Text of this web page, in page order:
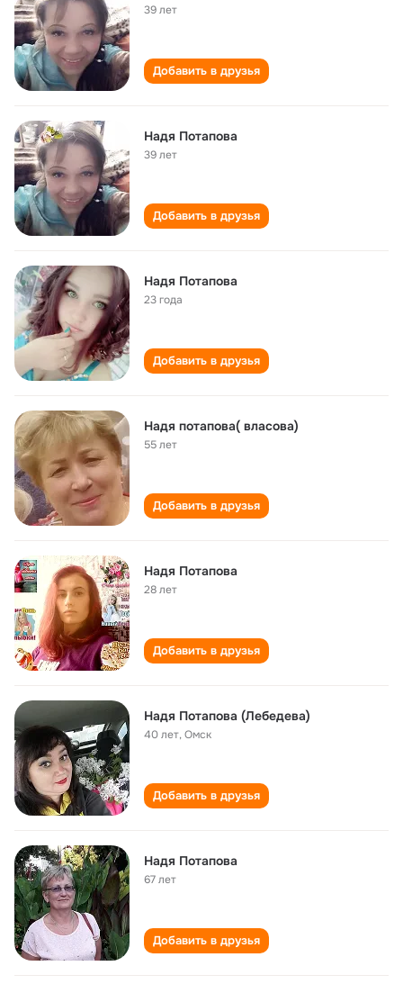
39 лет
Добавить в друзья
Надя Потапова
39 лет
Добавить в друзья
Надя Потапова
23 года
Добавить в друзья
Надя потапова( власова)
55 лет
Добавить в друзья
Надя Потапова
28 лет
Добавить в друзья
Надя Потапова (Лебедева)
40 лет,Омск
Добавить в друзья
Надя Потапова
67 лет
Добавить в друзья